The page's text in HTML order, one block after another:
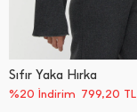
Sıfır Yaka Hırka
%20 İndirim 799,20 TL